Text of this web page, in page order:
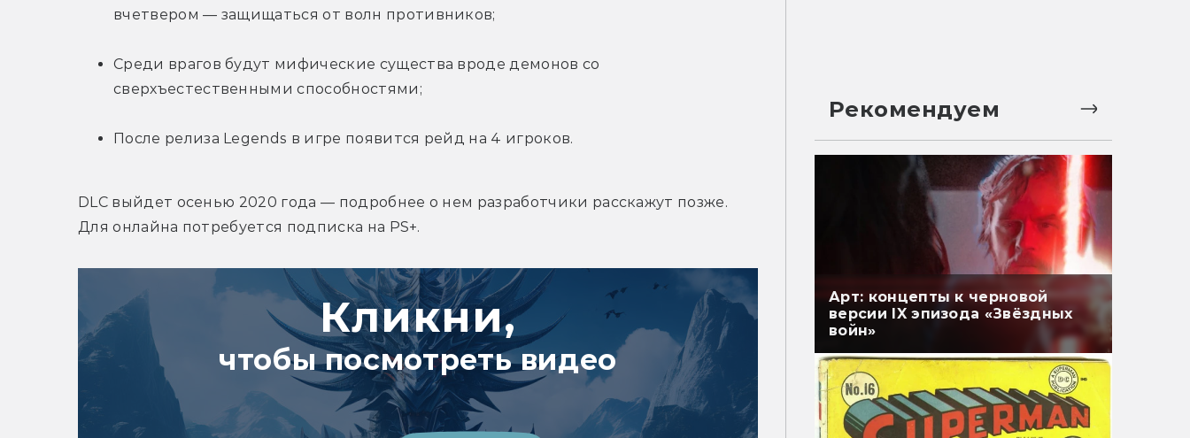
вчетвером — защищаться от волн противников;
Среди врагов будут мифические существа вроде демонов со
сверхъестественными способностями;
После релиза Legends в игре появится рейд на 4 игроков.
DLC выйдет осенью 2020 года — подробнее о нем разработчики расскажут позже.
Для онлайна потребуется подписка на PS+.
Кликни,
чтобы посмотреть видео
Рекомендуем
Арт: концепты к черновой
версии IX эпизода «Звёздных
войн»